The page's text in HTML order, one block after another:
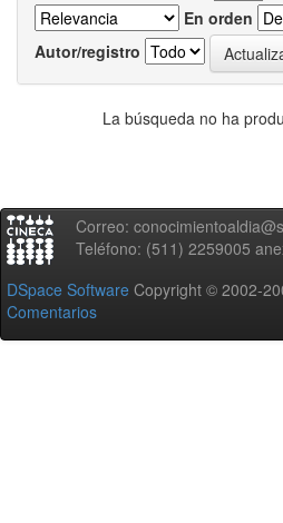
En orden
Autor/registro
La búsqueda no ha
Correo:
Teléfono: (511) 2259005
DSpace Software Copyright © 2002-
Comentarios